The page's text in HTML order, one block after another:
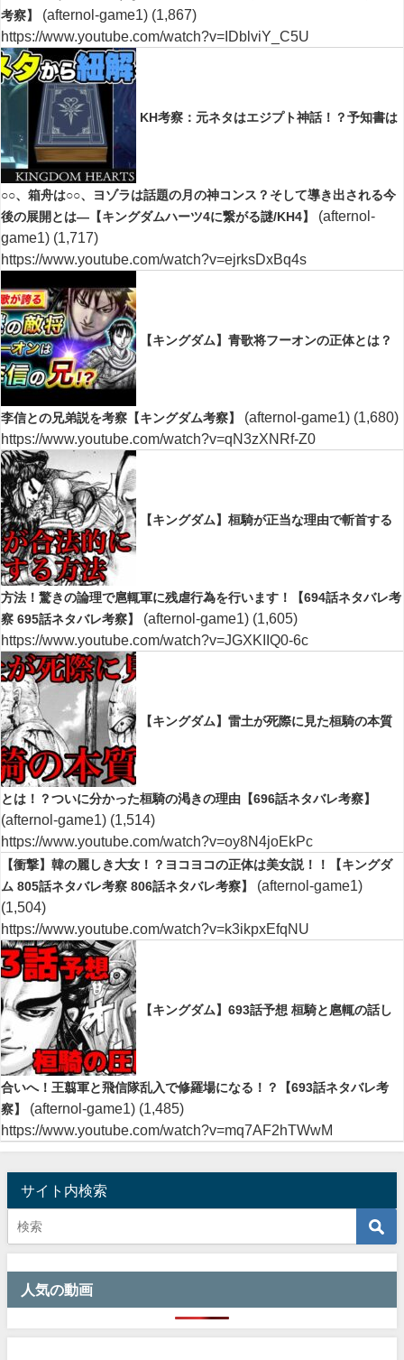
考察】 (afternol-game1) (1,867)
https://www.youtube.com/watch?v=IDblviY_C5U
KH考察：元ネタはエジプト神話！？予知書は
○○、箱舟は○○、ヨゾラは話題の月の神コンス？そして導き出される今
後の展開とは―【キングダムハーツ4に繋がる謎/KH4】
(afternol-
game1) (1,717)
https://www.youtube.com/watch?v=ejrksDxBq4s
【キングダム】青歌将フーオンの正体とは？
李信との兄弟説を考察【キングダム考察】 (afternol-game1) (1,680)
https://www.youtube.com/watch?v=qN3zXNRf-Z0
【キングダム】桓騎が正当な理由で斬首する
方法！驚きの論理で扈輒軍に残虐行為を行います！【694話ネタバレ考
察 695話ネタバレ考察】
(afternol-game1) (1,605)
https://www.youtube.com/watch?v=JGXKIIQ0-6c
【キングダム】雷土が死際に見た桓騎の本質
とは！？ついに分かった桓騎の渇きの理由【696話ネタバレ考察】
(afternol-game1) (1,514)
https://www.youtube.com/watch?v=oy8N4joEkPc
【衝撃】韓の麗しき大女！？ヨコヨコの正体は美女説！！【キングダ
ム 805話ネタバレ考察 806話ネタバレ考察】
(afternol-game1)
(1,504)
https://www.youtube.com/watch?v=k3ikpxEfqNU
【キングダム】693話予想 桓騎と扈輒の話し
合いへ！王翦軍と飛信隊乱入で修羅場になる！？【693話ネタバレ考
察】
(afternol-game1) (1,485)
https://www.youtube.com/watch?v=mq7AF2hTWwM
サイト内検索
人気の動画